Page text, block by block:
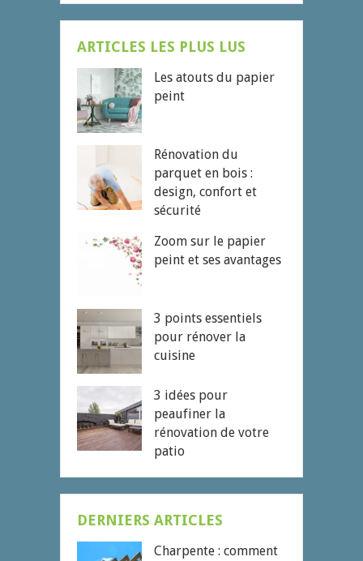
ARTICLES LES PLUS LUS
Les atouts du papier
peint
Rénovation du
parquet en bois :
design, confort et
sécurité
Zoom sur le papier
peint et ses avantages
3 points essentiels
pour rénover la
cuisine
3 idées pour
peaufiner la
rénovation de votre
patio
DERNIERS ARTICLES
Charpente : comment